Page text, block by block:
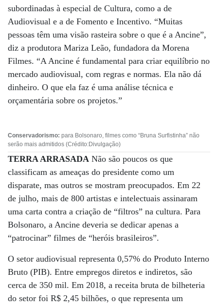
subordinadas à especial de Cultura, como a de
Audiovisual e a de Fomento e Incentivo. “Muitas
pessoas têm uma visão rasteira sobre o que é a Ancine”,
diz a produtora Mariza Leão, fundadora da Morena
Filmes. “A Ancine é fundamental para criar equilíbrio no
mercado audiovisual, com regras e normas. Ela não dá
dinheiro. O que ela faz é uma análise técnica e
orçamentária sobre os projetos.”
Conservadorismo: para Bolsonaro, filmes como “Bruna Surfistinha” não
serão mais admitidos (Crédito:Divulgação)
TERRA ARRASADA Não são poucos os que
classificam as ameaças do presidente como um
disparate, mas outros se mostram preocupados. Em 22
de julho, mais de 800 artistas e intelectuais assinaram
uma carta contra a criação de “filtros” na cultura. Para
Bolsonaro, a Ancine deveria se dedicar apenas a
“patrocinar” filmes de “heróis brasileiros”.
O setor audiovisual representa 0,57% do Produto Interno
Bruto (PIB). Entre empregos diretos e indiretos, são
cerca de 350 mil. Em 2018, a receita bruta de bilheteria
do setor foi R$ 2,45 bilhões, o que representa um